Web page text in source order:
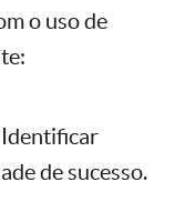
o uso de
de sucesso.